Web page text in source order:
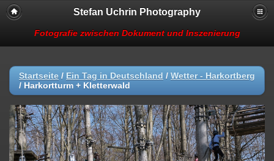
Stefan Uchrin Photography
Fotografie zwischen Dokument und Inszenierung
Startseite / Ein Tag in Deutschland / Wetter - Harkortberg
/ Harkortturm + Kletterwald